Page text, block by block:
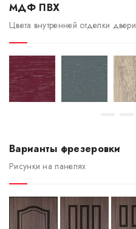
МДФ ПВХ
Цвета внутренней отделки двери
Варианты фрезеровки
Рисунки на панелях